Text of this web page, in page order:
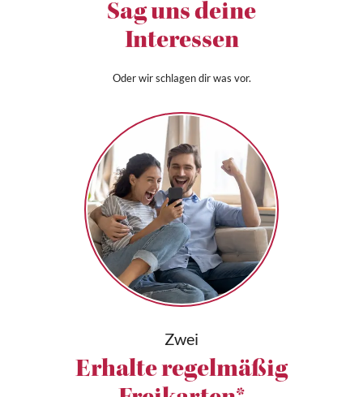
Sag uns deine
Interessen
Oder wir schlagen dir was vor.
Zwei
Erhalte regelmäßig